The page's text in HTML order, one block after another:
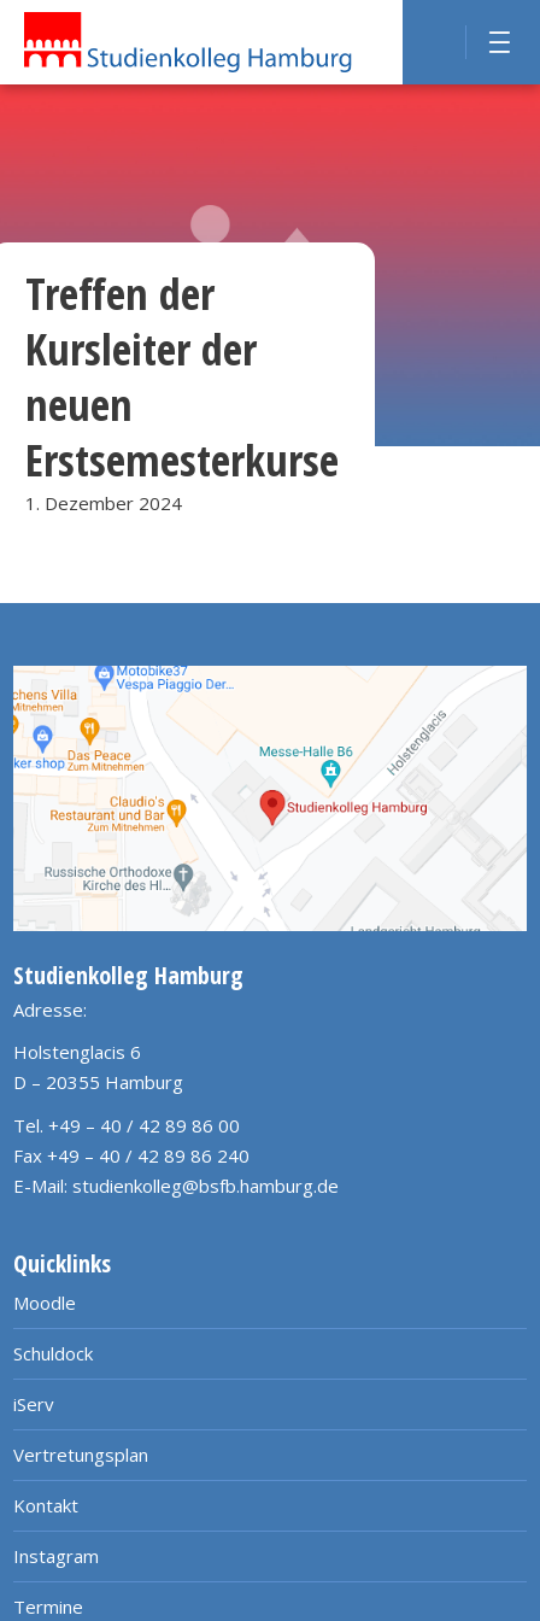
Treffen der
Kursleiter der
neuen
Erstsemesterkurse
1. Dezember 2024
Studienkolleg Hamburg
Adresse:
Holstenglacis 6
D – 20355 Hamburg
Tel. +49 – 40 / 42 89 86 00
Fax +49 – 40 / 42 89 86 240
E-Mail: studienkolleg@bsfb.hamburg.de
Quicklinks
Moodle
Schuldock
iServ
Vertretungsplan
Kontakt
Instagram
Termine